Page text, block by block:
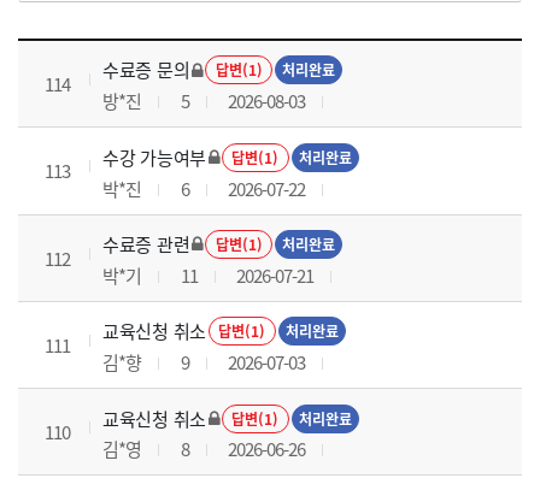
국가회계이론 과정 목록 으로 번호, 제목, 작성자, 조회수, 등록 일로 나열 되고 있습니다.
114
수료증 문의 답변(1) 처리완료
방*진 5 2026-08-03
113
수강 가능여부 답변(1) 처리완료
박*진 6 2026-07-22
112
수료증 관련 답변(1) 처리완료
박*기 11 2026-07-21
111
교육신청 취소 답변(1) 처리완료
김*향 9 2026-07-03
110
교육신청 취소 답변(1) 처리완료
김*영 8 2026-06-26